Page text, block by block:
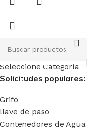
Seleccione Categoría
Solicitudes populares:
Grifo
llave de paso
Contenedores de Agua